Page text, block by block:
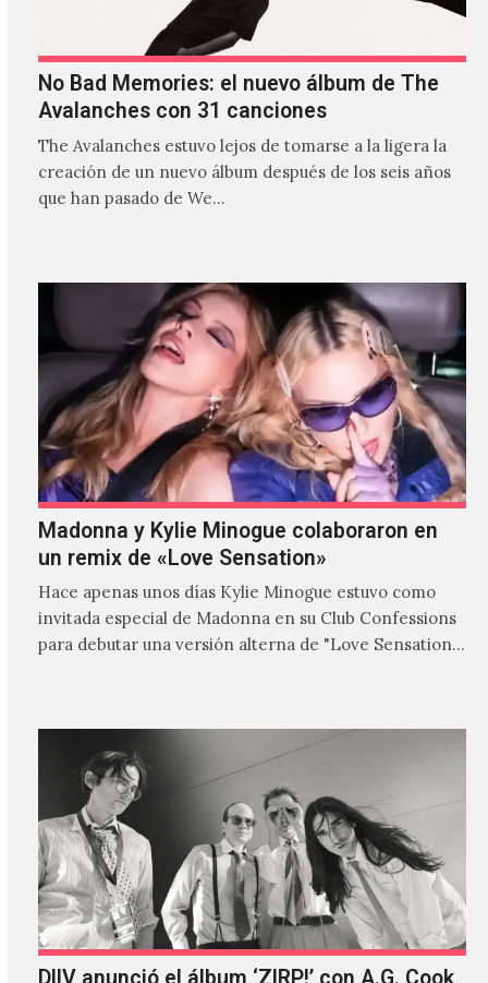
No Bad Memories: el nuevo álbum de The
Avalanches con 31 canciones
The Avalanches estuvo lejos de tomarse a la ligera la
creación de un nuevo álbum después de los seis años
que han pasado de We…
Madonna y Kylie Minogue colaboraron en
un remix de «Love Sensation»
Hace apenas unos días Kylie Minogue estuvo como
invitada especial de Madonna en su Club Confessions
para debutar una versión alterna de "Love Sensation",
DIIV anunció el álbum ‘ZIRP!’ con A.G. Cook